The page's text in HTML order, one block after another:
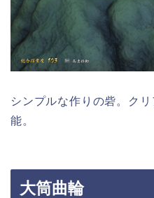
シンプルな作りの砦。ク
能。
大筒曲輪